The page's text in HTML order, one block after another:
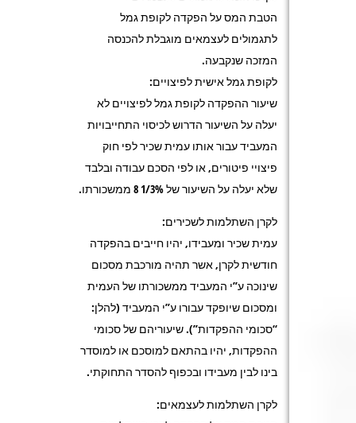
הטבת המס על הפקדה לקופת גמל
לתגמולים לעצמאים מוגבלת להכנסה
המזכה שנקבעה.
לקופת גמל אישית לפיצויים:
שיעור ההפקדה לקופת גמל לפיצויים לא
יעלה על השיעור הדרוש לכיסוי התחייבויות
המעביד עבור אותו עמית שכיר לפי חוק
פיצויי פיטורים, או לפי הסכם עבודה ובלבד
שלא יעלה על השיעור של 1/3% 8 ממשכורתו.
לקרן השתלמות לשכירים:
עמית שכיר ומעבידו, יהיו חייבים בהפקדה
חודשית לקרן, אשר תהיה מורכבת מסכום
שינוכה ע”י המעביד ממשכורתו של העמית
ומסכום שיופקד עבורו ע”י המעביד (להלן:
“סכומי ההפקדות”). שיעוריהם של סכומי
ההפקדות, יהיו בהתאם למוסכם או למוסדר
בינו לבין מעבידו ובכפוף להסדר התחוקתי.
לקרן השתלמות לעצמאים: